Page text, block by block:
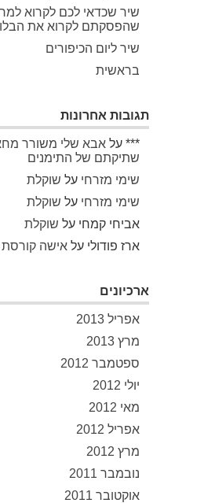
שיר שכדאי לכם לקרוא
שהפסקתם לקרוא את
שיר ליום הכיפורים
בראשית
תגובות אחרונות
*** על אבא שלי משורר
שתיקתם של התימנים
שימי מזרחי על שוקלת
שימי מזרחי על שוקלת
אביחי קמחי על שוקלת
ארז פודולי על אישה קורסת
ארכיונים
אפריל 2013
מרץ 2013
ספטמבר 2012
יולי 2012
מאי 2012
אפריל 2012
מרץ 2012
נובמבר 2011
אוקטובר 2011